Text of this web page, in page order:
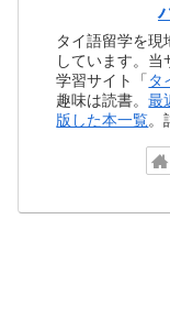
タイ語留学を現
しています。当
学習サイト「 タ
趣味は読書。最
版した本一覧。